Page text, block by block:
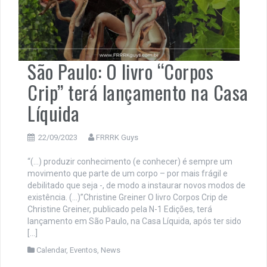
São Paulo: O livro “Corpos
Crip” terá lançamento na Casa
Líquida
22/09/2023 FRRRK Guys
“(…) produzir conhecimento (e conhecer) é sempre um
movimento que parte de um corpo – por mais frágil e
debilitado que seja -, de modo a instaurar novos modos de
existência. (…)”Christine Greiner O livro Corpos Crip de
Christine Greiner, publicado pela N-1 Edições, terá
lançamento em São Paulo, na Casa Líquida, após ter sido
Calendar, Eventos News